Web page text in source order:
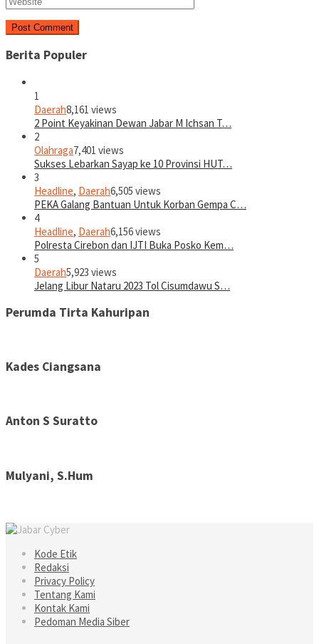
Berita Populer
1
Daerah8,161 views
2 Point Keyakinan Dewan Jabar M Ichsan T…
2
Olahraga7,401 views
Sukses Lebarkan Sayap ke 10 Provinsi HUT…
3
Headline, Daerah6,505 views
PEKA Galang Bantuan Untuk Korban Gempa C…
4
Headline, Daerah6,156 views
Polresta Cirebon dan IJTI Buka Posko Kem…
5
Daerah5,923 views
Jelang Libur Nataru 2023 Tol Cisumdawu S…
Perumda Tirta Kahuripan
Kades Ciangsana
Anton S Suratto
Mulyani, S.Hum
Kode Etik
Redaksi
Privacy Policy
Tentang Kami
Kontak Kami
Pedoman Media Siber